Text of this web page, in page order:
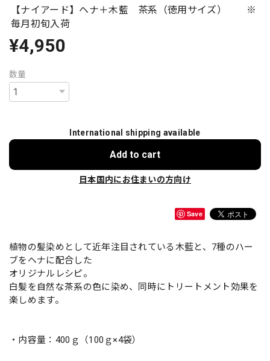
【ナイアード】ヘナ＋木藍 茶系（徳用サイズ） ※
毎月初旬入荷
¥4,950
数量
International shipping available
Add to cart
日本国内にお住まいの方向け
Save
植物の髪染めとして近年注目されている木藍と、7種のハー
ブをヘナに配合した
オリジナルレシピ。
白髪を自然な茶系の色に染め、同時にトリートメント効果を
楽しめます。
・内容量：400ｇ（100ｇ×4袋）